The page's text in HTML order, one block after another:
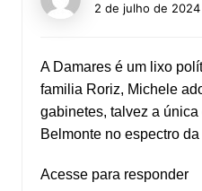
2 de julho de 2024
A Damares é um lixo
familia Roriz, Michele
gabinetes, talvez a
Belmonte no espectro
Acesse para responder